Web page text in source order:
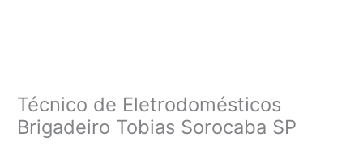
Técnico de Eletrodomésticos
Brigadeiro Tobias Sorocaba SP